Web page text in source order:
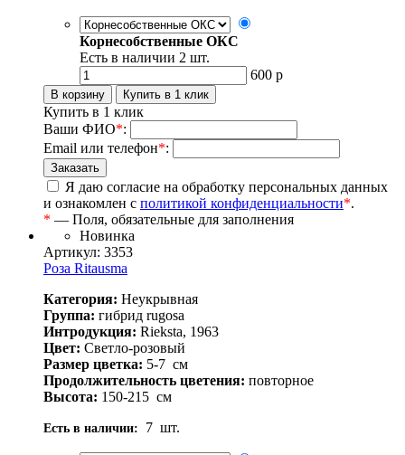
Корнесобственные ОКС
Есть в наличии 2 шт.
600 р
Купить в 1 клик
Ваши ФИО*:
Email или телефон*:
Я даю согласие на обработку персональных данных
и ознакомлен с политикой конфиденциальности*.
* — Поля, обязательные для заполнения
Новинка
Артикул: 3353
Роза Ritausma
Категория: Неукрывная
Группа: гибрид rugosa
Интродукция: Rieksta, 1963
Цвет: Светло-розовый
Размер цветка: 5-7 см
Продолжительность цветения: повторное
Высота: 150-215 см
Есть в наличии: 7 шт.